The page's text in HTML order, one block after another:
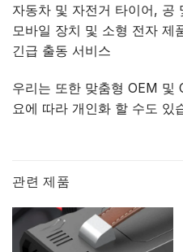
자동차 및 자전거 타이어, 공
모바일 장치 및 소형 전자 제
긴급 출동 서비스
우리는 또한 맞춤형 OEM 및
요에 따라 개인화 할 수도 있
관련 제품